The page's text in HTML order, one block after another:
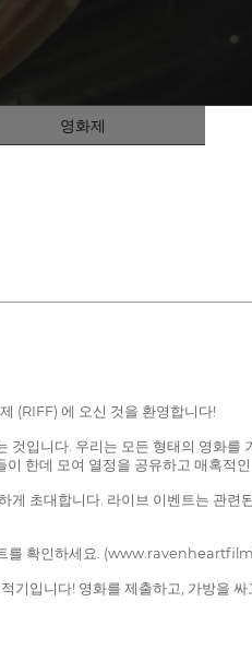
영화제
(RIFF) 에 오신 것을 환영합니다!
입니다. 우리는 모든 형태의 영화
한데 모여 열정을 공유하고 매혹적
초대합니다. 라이브 이벤트는 관
트를 확인하세요.
기입니다! 영화를 제출하고, 가방을